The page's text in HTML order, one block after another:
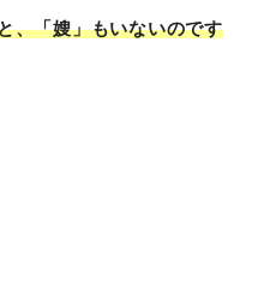
、「嫂」もいないのです